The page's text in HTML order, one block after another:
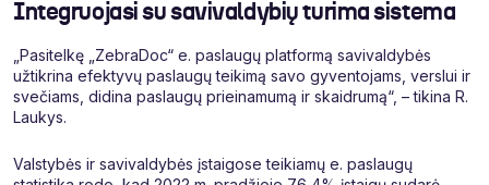
Integruojasi su savivaldybių turima sistema
„Pasitelkę „ZebraDoc“ e. paslaugų platformą savivaldybės
užtikrina efektyvų paslaugų teikimą savo gyventojams, verslui ir
svečiams, didina paslaugų prieinamumą ir skaidrumą“, – tikina R.
Laukys.
Valstybės ir savivaldybės įstaigose teikiamų e. paslaugų